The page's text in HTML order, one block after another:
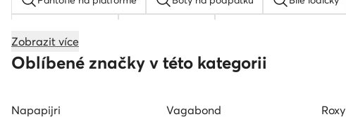
Bílé plátěné tenisky Ruzove tenisky Roxy pantofle
Zobrazit více
Oblíbené značky v této kategorii
Napapijri Vagabond Roxy